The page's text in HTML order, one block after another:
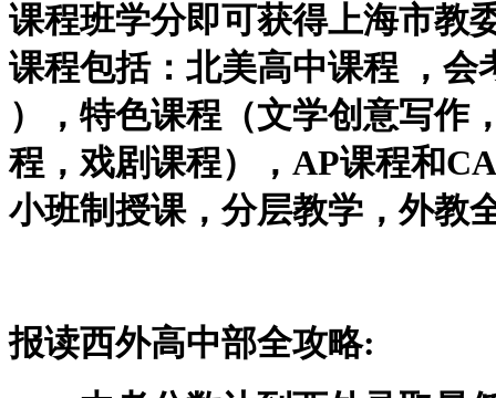
课程班学分即可获得上海市教
课程包括：北美高中课程 ，
），特色课程（文学创意写作
程，戏剧课程），AP课程和
小班制授课，分层教学，外教
报读西外高中部全攻略: